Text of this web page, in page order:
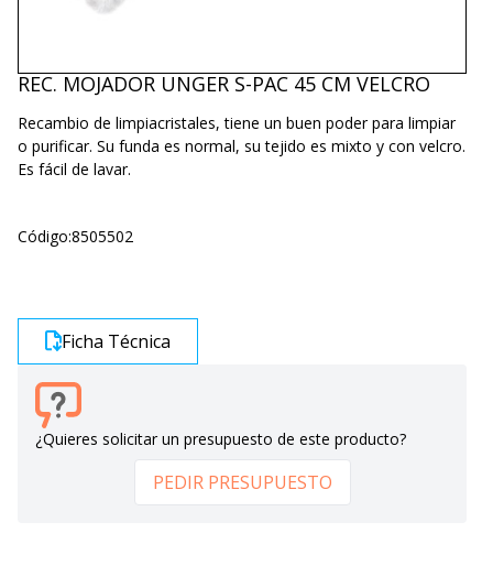
REC. MOJADOR UNGER S-PAC 45 CM VELCRO
Recambio de limpiacristales, tiene un buen poder para limpiar
o purificar. Su funda es normal, su tejido es mixto y con velcro.
Es fácil de lavar.
Código:8505502
Ficha Técnica
¿Quieres solicitar un presupuesto de este producto?
PEDIR PRESUPUESTO